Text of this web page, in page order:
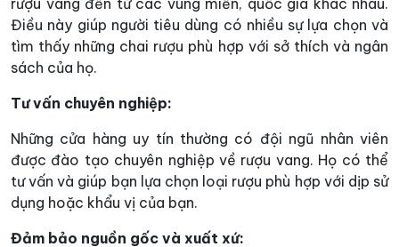
Điều này giúp người tiêu dùng có nhiều sự lựa chọn và
tìm thấy những chai rượu phù hợp với sở thích và ngân
sách của họ.
Tư vấn chuyên nghiệp:
Những cửa hàng uy tín thường có đội ngũ nhân viên
được đào tạo chuyên nghiệp về rượu vang. Họ có thể
tư vấn và giúp bạn lựa chọn loại rượu phù hợp với dịp sử
dụng hoặc khẩu vị của bạn.
Đảm bảo nguồn gốc và xuất xứ: